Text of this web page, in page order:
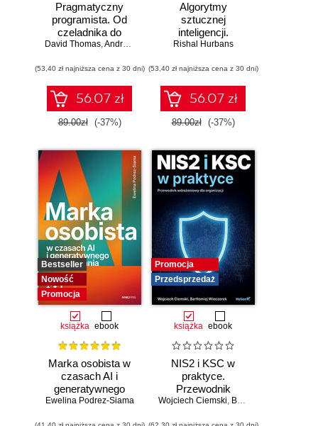
Pragmatyczny
programista. Od
czeladnika do
mistrza. Wydanie II
David Thomas,Andrew Hunt
(53,40 zł najniższa cena z 30 dni)
56.07 zł
89.00zł (-37%)
Algorytmy
sztucznej
inteligencji.
Ilustrowany
Rishal Hurbans
(53,40 zł najniższa cena z 30 dni)
56.07 zł
89.00zł (-37%)
Bestseller
Nowość
Promocja
książka ebook
Marka osobista w
czasach AI i
generatywnego
wyszukiwania
Ewelina Podrez-Siama
Promocja
Przedsprzedaż
książka ebook
NIS2 i KSC w
praktyce.
Przewodnik
wdrożeniowy dla
Wojciech Ciemski, Bartłomiej Wieczorek